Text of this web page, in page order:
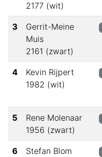
2177 (wit)
3
Gerrit-Meine
Muis
2161 (zwart)
4
Kevin Rijpert
1982 (wit)
5
Rene Molenaar
1956 (zwart)
6
Stefan Blom